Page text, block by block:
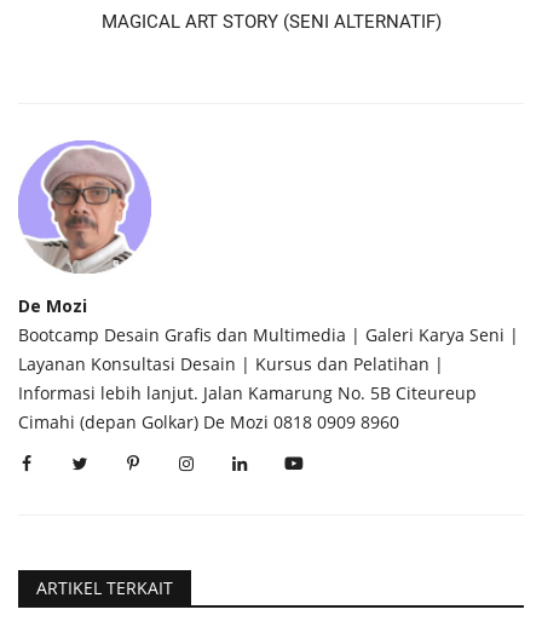
MAGICAL ART STORY (SENI ALTERNATIF)
De Mozi
Bootcamp Desain Grafis dan Multimedia | Galeri Karya Seni |
Layanan Konsultasi Desain | Kursus dan Pelatihan |
Informasi lebih lanjut. Jalan Kamarung No. 5B Citeureup
Cimahi (depan Golkar) De Mozi 0818 0909 8960
ARTIKEL TERKAIT